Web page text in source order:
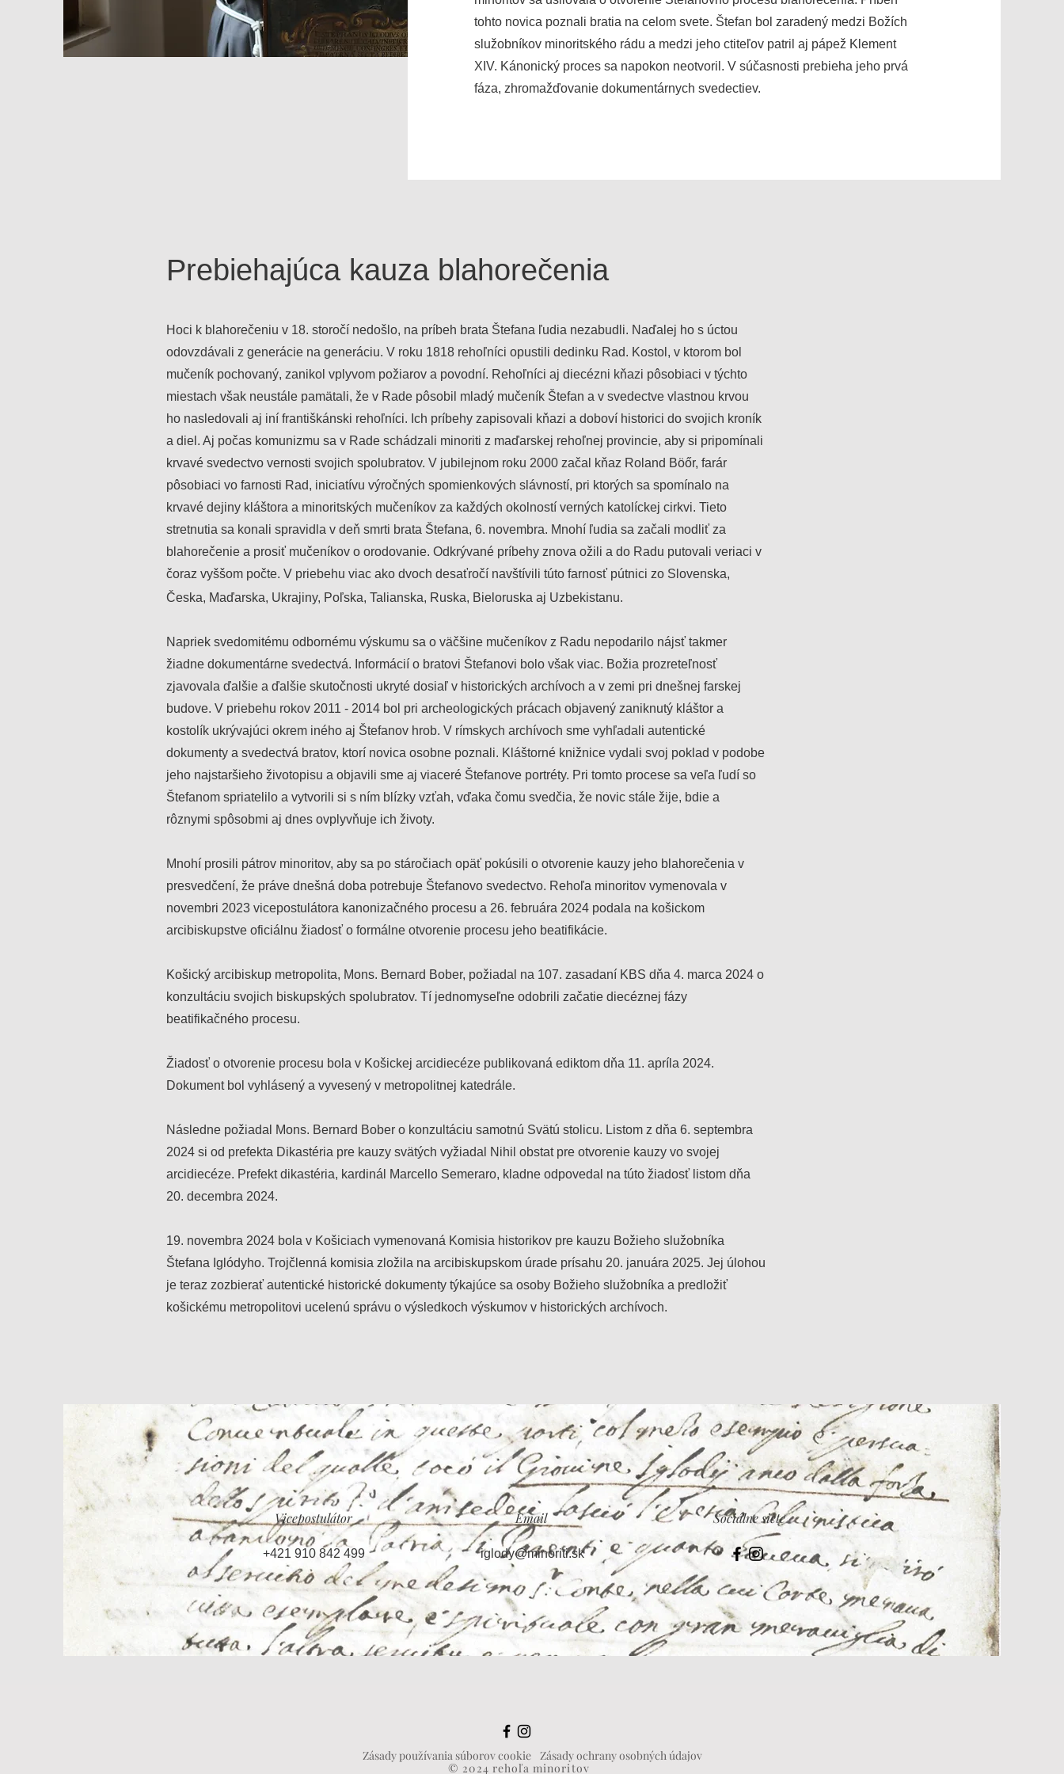
tohto novica poznali bratia na celom svete. Štefan bol zaradený medzi Božích
služobníkov minoritského rádu a medzi jeho ctiteľov patril aj pápež Klement
XIV. Kánonický proces sa napokon neotvoril. V súčasnosti prebieha jeho prvá
fáza, zhromažďovanie dokumentárnych svedectiev.
Prebiehajúca kauza blahorečenia
Hoci k blahorečeniu v 18. storočí nedošlo, na príbeh brata Štefana ľudia nezabudli. Naďalej ho s úctou
odovzdávali z generácie na generáciu. V roku 1818 rehoľníci opustili dedinku Rad. Kostol, v ktorom bol
mučeník pochovaný, zanikol vplyvom požiarov a povodní. Rehoľníci aj diecézni kňazi pôsobiaci v týchto
miestach však neustále pamätali, že v Rade pôsobil mladý mučeník Štefan a v svedectve vlastnou krvou
ho nasledovali aj iní františkánski rehoľníci. Ich príbehy zapisovali kňazi a doboví historici do svojich kroník
a diel. Aj počas komunizmu sa v Rade schádzali minoriti z maďarskej rehoľnej provincie, aby si pripomínali
krvavé svedectvo vernosti svojich spolubratov. V jubilejnom roku 2000 začal kňaz Roland Böőr, farár
pôsobiaci vo farnosti Rad, iniciatívu výročných spomienkových slávností, pri ktorých sa spomínalo na
krvavé dejiny kláštora a minoritských mučeníkov za každých okolností verných katolíckej cirkvi. Tieto
stretnutia sa konali spravidla v deň smrti brata Štefana, 6. novembra. Mnohí ľudia sa začali modliť za
blahorečenie a prosiť mučeníkov o orodovanie. Odkrývané príbehy znova ožili a do Radu putovali veriaci v
čoraz vyššom počte. V priebehu viac ako dvoch desaťročí navštívili túto farnosť pútnici zo Slovenska,
Česka, Maďarska, Ukrajiny, Poľska, Talianska, Ruska, Bieloruska aj Uzbekistanu.
Napriek svedomitému odbornému výskumu sa o väčšine mučeníkov z Radu nepodarilo nájsť takmer
žiadne dokumentárne svedectvá. Informácií o bratovi Štefanovi bolo však viac. Božia prozreteľnosť
zjavovala ďalšie a ďalšie skutočnosti ukryté dosiaľ v historických archívoch a v zemi pri dnešnej farskej
budove. V priebehu rokov 2011 - 2014 bol pri archeologických prácach objavený zaniknutý kláštor a
kostolík ukrývajúci okrem iného aj Štefanov hrob. V rímskych archívoch sme vyhľadali autentické
dokumenty a svedectvá bratov, ktorí novica osobne poznali. Kláštorné knižnice vydali svoj poklad v podobe
jeho najstaršieho životopisu a objavili sme aj viaceré Štefanove portréty. Pri tomto procese sa veľa ľudí so
Štefanom spriatelilo a vytvorili si s ním blízky vzťah, vďaka čomu svedčia, že novic stále žije, bdie a
rôznymi spôsobmi aj dnes ovplyvňuje ich životy.
Mnohí prosili pátrov minoritov, aby sa po stáročiach opäť pokúsili o otvorenie kauzy jeho blahorečenia v
presvedčení, že práve dnešná doba potrebuje Štefanovo svedectvo. Rehoľa minoritov vymenovala v
novembri 2023 vicepostulátora kanonizačného procesu a 26. februára 2024 podala na košickom
arcibiskupstve oficiálnu žiadosť o formálne otvorenie procesu jeho beatifikácie.
Košický arcibiskup metropolita, Mons. Bernard Bober, požiadal na 107. zasadaní KBS dňa 4. marca 2024 o
konzultáciu svojich biskupských spolubratov. Tí jednomyseľne odobrili začatie diecéznej fázy
beatifikačného procesu.
Žiadosť o otvorenie procesu bola v Košickej arcidiecéze publikovaná ediktom dňa 11. apríla 2024.
Dokument bol vyhlásený a vyvesený v metropolitnej katedrále.
Následne požiadal Mons. Bernard Bober o konzultáciu samotnú Svätú stolicu. Listom z dňa 6. septembra
2024 si od prefekta Dikastéria pre kauzy svätých vyžiadal Nihil obstat pre otvorenie kauzy vo svojej
arcidiecéze. Prefekt dikastéria, kardinál Marcello Semeraro, kladne odpovedal na túto žiadosť listom dňa
20. decembra 2024.
19. novembra 2024 bola v Košiciach vymenovaná Komisia historikov pre kauzu Božieho služobníka
Štefana Iglódyho. Trojčlenná komisia zložila na arcibiskupskom úrade prísahu 20. januára 2025. Jej úlohou
je teraz zozbierať autentické historické dokumenty týkajúce sa osoby Božieho služobníka a predložiť
košickému metropolitovi ucelenú správu o výsledkoch výskumov v historických archívoch.
Vicepostulátor
+421 910 842 499
Email
iglody@minoriti.sk
Sociálne siete
Zásady používania súborov cookie Zásady ochrany osobných údajov
© 2024 rehoľa minoritov